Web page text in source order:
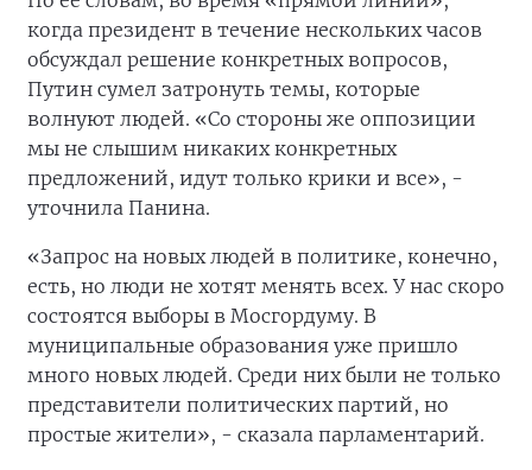
когда президент в течение нескольких часов
обсуждал решение конкретных вопросов,
Путин сумел затронуть темы, которые
волнуют людей. «Со стороны же оппозиции
мы не слышим никаких конкретных
предложений, идут только крики и все», -
уточнила Панина.
«Запрос на новых людей в политике, конечно,
есть, но люди не хотят менять всех. У нас скоро
состоятся выборы в Мосгордуму. В
муниципальные образования уже пришло
много новых людей. Среди них были не только
представители политических партий, но
простые жители», - сказала парламентарий.